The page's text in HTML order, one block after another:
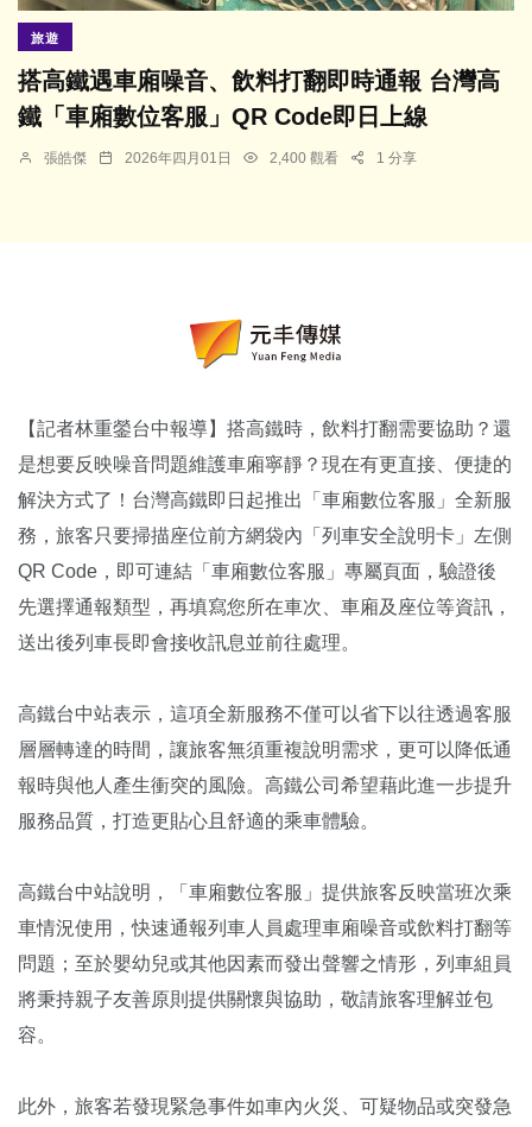
旅遊
搭高鐵遇車廂噪音、飲料打翻即時通報 台灣高
鐵「車廂數位客服」QR Code即日上線
張皓傑 2026年四月01日 2,400 觀看 1 分享
【記者林重鎣台中報導】搭高鐵時，飲料打翻需要協助？還
是想要反映噪音問題維護車廂寧靜？現在有更直接、便捷的
解決方式了！台灣高鐵即日起推出「車廂數位客服」全新服
務，旅客只要掃描座位前方網袋內「列車安全說明卡」左側
QR Code，即可連結「車廂數位客服」專屬頁面，驗證後
先選擇通報類型，再填寫您所在車次、車廂及座位等資訊，
送出後列車長即會接收訊息並前往處理。
高鐵台中站表示，這項全新服務不僅可以省下以往透過客服
層層轉達的時間，讓旅客無須重複說明需求，更可以降低通
報時與他人產生衝突的風險。高鐵公司希望藉此進一步提升
服務品質，打造更貼心且舒適的乘車體驗。
高鐵台中站說明，「車廂數位客服」提供旅客反映當班次乘
車情況使用，快速通報列車人員處理車廂噪音或飲料打翻等
問題；至於嬰幼兒或其他因素而發出聲響之情形，列車組員
將秉持親子友善原則提供關懷與協助，敬請旅客理解並包
容。
此外，旅客若發現緊急事件如車內火災、可疑物品或突發急